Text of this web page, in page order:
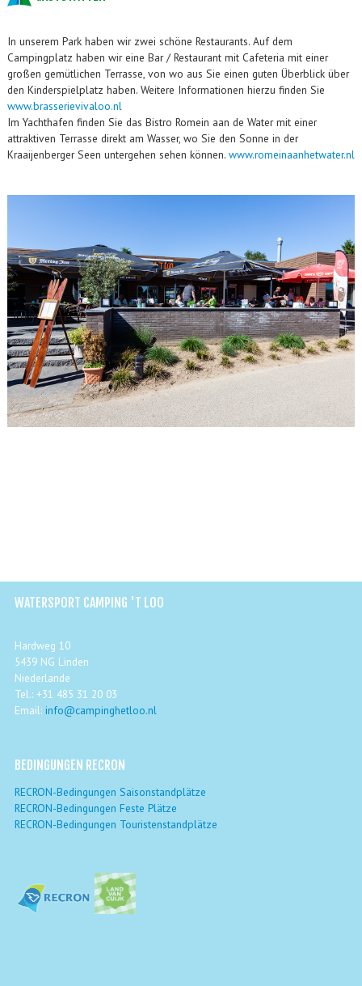
In unserem Park haben wir zwei schöne Restaurants. Auf dem
Campingplatz haben wir eine Bar / Restaurant mit Cafeteria mit einer
großen gemütlichen Terrasse, von wo aus Sie einen guten Überblick über
den Kinderspielplatz haben. Weitere Informationen hierzu finden Sie
www.brasserievivaloo.nl
Im Yachthafen finden Sie das Bistro Romein aan de Water mit einer
attraktiven Terrasse direkt am Wasser, wo Sie den Sonne in der
Kraaijenberger Seen untergehen sehen können. www.romeinaanhetwater.nl
WATERSPORT CAMPING 'T LOO
Hardweg 10
5439 NG Linden
Niederlande
Tel.: +31 485 31 20 03
Email: info@campinghetloo.nl
BEDINGUNGEN RECRON
RECRON-Bedingungen Saisonstandplätze
RECRON-Bedingungen Feste Plätze
RECRON-Bedingungen Touristenstandplätze